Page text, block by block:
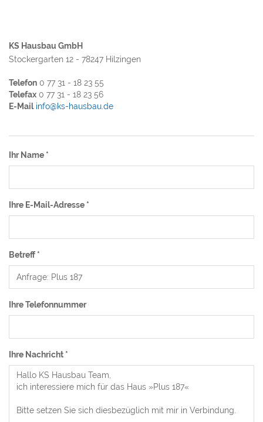
KS Hausbau GmbH
Stockergarten 12 - 78247 Hilzingen
Telefon 0 77 31 - 18 23 55
Telefax 0 77 31 - 18 23 56
E-Mail info@ks-hausbau.de
Ihr Name *
Ihre E-Mail-Adresse *
Betreff*
Ihre Telefonnummer
Ihre Nachricht *